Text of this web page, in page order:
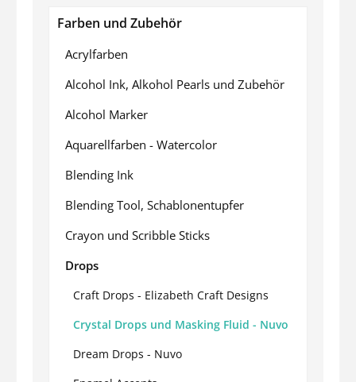
Farben und Zubehör
Acrylfarben
Alcohol Ink, Alkohol Pearls und Zubehör
Alcohol Marker
Aquarellfarben - Watercolor
Blending Ink
Blending Tool, Schablonentupfer
Crayon und Scribble Sticks
Drops
Craft Drops - Elizabeth Craft Designs
Crystal Drops und Masking Fluid - Nuvo
Dream Drops - Nuvo